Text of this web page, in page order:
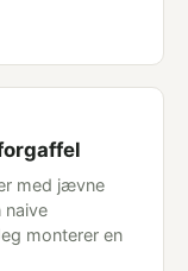
med jævne
naive
monterer en